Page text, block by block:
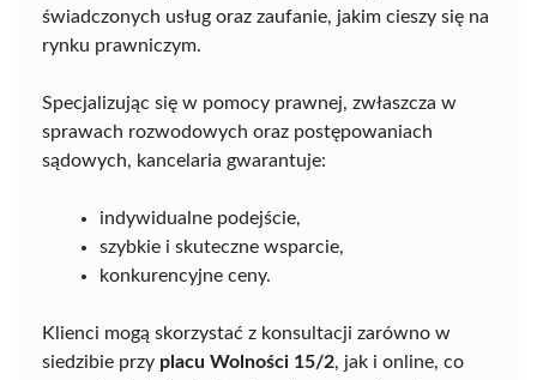
świadczonych usług oraz zaufanie, jakim cieszy się na
rynku prawniczym.
Specjalizując się w pomocy prawnej, zwłaszcza w
sprawach rozwodowych oraz postępowaniach
sądowych, kancelaria gwarantuje:
indywidualne podejście,
szybkie i skuteczne wsparcie,
konkurencyjne ceny.
Klienci mogą skorzystać z konsultacji zarówno w
siedzibie przy placu Wolności 15/2, jak i online, co